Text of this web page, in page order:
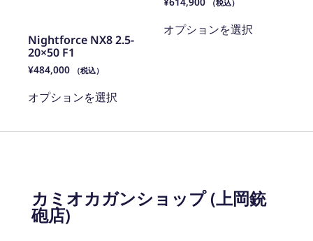
Nightforce NX8 2.5-
20×50 F1
¥484,000 （税込）
オプションを選択
（税込）
オプションを選択
カミオカガンショップ (上岡銃
砲店)